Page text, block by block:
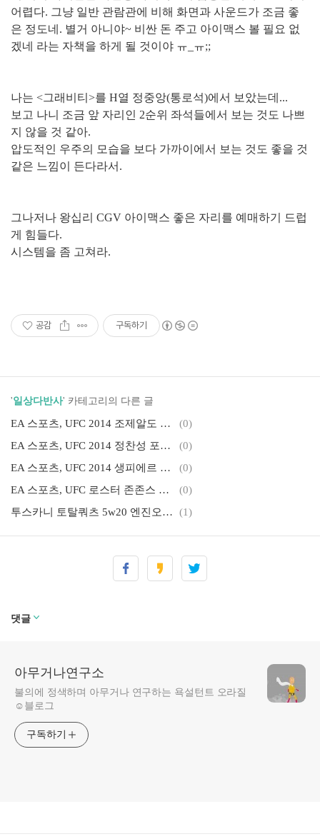
어렵다. 그냥 일반 관람관에 비해 화면과 사운드가 조금 좋
은 정도네. 별거 아니야~ 비싼 돈 주고 아이맥스 볼 필요 없
겠네 라는 자책을 하게 될 것이야 ㅠ_ㅠ;;
나는 <그래비티>를 H열 정중앙(통로석)에서 보았는데...
보고 나니 조금 앞 자리인 2순위 좌석들에서 보는 것도 나쁘
지 않을 것 같아.
압도적인 우주의 모습을 보다 가까이에서 보는 것도 좋을 것
같은 느낌이 든다라서.
그나저나 왕십리 CGV 아이맥스 좋은 자리를 예매하기 드럽
게 힘들다.
시스템을 좀 고쳐라.
공감 구독하기
'일상다반사' 카테고리의 다른 글
EA 스포츠, UFC 2014 조제알도 외 로스터 추가 공개
(0)
EA 스포츠, UFC 2014 정찬성 포함 추가 로스터 공개
(0)
EA 스포츠, UFC 2014 생피에르 외 추가 로스터 공개
(0)
EA 스포츠, UFC 로스터 존존스 스크린샷 공개
(0)
투스카니 토탈쿼츠 5w20 엔진오일 교환 후기랄까
(1)
강원도 폭우와 개단횡단 블랙박스 영상
(0)
점화플러그와 점화케이블을 DIY 교체하였습니다
(0)
투스카니 알터네이터 교환기 - 공포의 배터리 이터
(0)
댓글
아무거나연구소
불의에 정색하며 아무거나 연구하는 욕설턴트 오라질
☺블로그
구독하기